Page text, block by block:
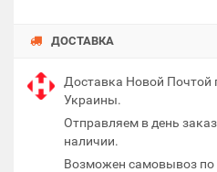
ДОСТАВКА
Доставка Новой Почтой
Украины.
Отправляем в день
наличии.
Возможен самовывоз по